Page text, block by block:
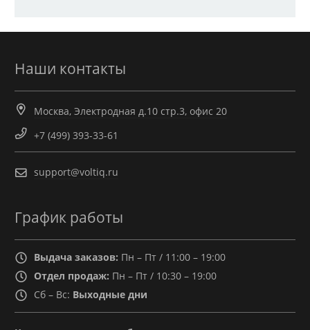
Наши контакты
Москва, Электродная д.10 стр.3, офис 20
+7 (499) 393-33-61
support@voltiq.ru
График работы
Выдача заказов: Пн – Пт / 11:00 – 19:00
Отдел продаж: Пн – Пт / 10:30 – 19:00
Сб – Вс: Выходные дни